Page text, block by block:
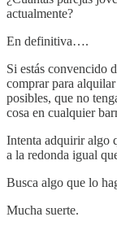
actualmente?
En definitiva….
Si estás convencido
comprar para
posibles, que no
cosa en cualquier
Intenta adquirir algo
a la redonda igual
Busca algo que lo
Mucha suerte.